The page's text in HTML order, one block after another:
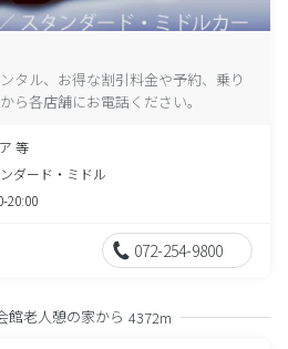
タル、お得な割引料金や予約、乗り
ら各店舗にお電話ください。
等
ダード・ミドル
20:00
072-254-9800
館老人憩の家から 4372m